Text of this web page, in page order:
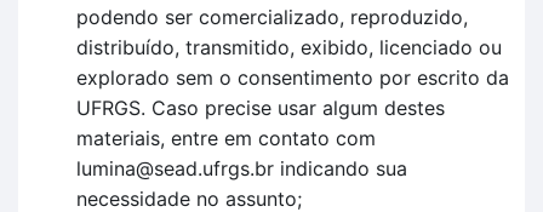
podendo ser comercializado, reproduzido,
distribuído, transmitido, exibido, licenciado ou
explorado sem o consentimento por escrito da
UFRGS. Caso precise usar algum destes
materiais, entre em contato com
lumina@sead.ufrgs.br indicando sua
necessidade no assunto;